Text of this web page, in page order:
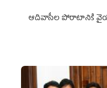
ఆదివాసీల పోరాటానికి